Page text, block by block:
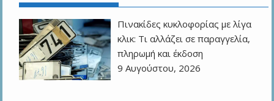
Πινακίδες κυκλοφορίας με λίγα
κλικ: Τι αλλάζει σε παραγγελία,
πληρωμή και έκδοση
9 Αυγούστου, 2026